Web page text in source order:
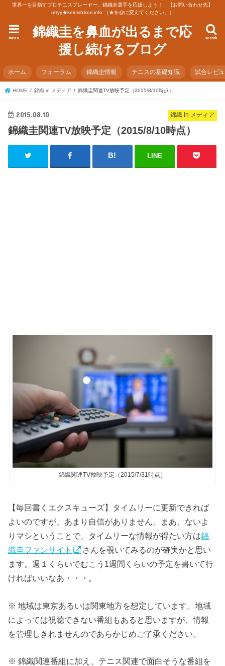
世界一を目指すプロテニスプレーヤー、錦織圭選手を応援しよう！ 【お問い合わせ先】
urryy★keinishikori.info （★を@に変えてください。）
錦織圭を鼻血が出るまで応
援し続けるブログ
search
menu
ホーム フォーラム 錦織圭情報 テニスの基礎知識 試合レビ
HOME 錦織 in メディア 錦織圭関連TV放映予定（2015/8/10時点）
錦織 in メディア
2015.08.10
錦織圭関連TV放映予定（2015/8/10時点）
LINE
錦織関連TV放映予定（2015/7/31時点）
【毎回書くエクスキューズ】タイムリーに更新できれば
よいのですが、あまり自信がありません。まあ、ないよ
りマシということで、タイムリーな情報が得たい方は錦
織圭ファンサイト
さんを覗いてみるのが確実かと思い
ます。週１くらいでむこう1週間くらいの予定を書いて行
ければいいなあ・・・。
※ 地域は東京あるいは関東地方を想定しています。地域
によっては視聴できない番組もあると思いますが、情報
を管理しきれませんのであらかじめご了承ください。
※ 錦織関連番組に加え、テニス関連で面白そうな番組を